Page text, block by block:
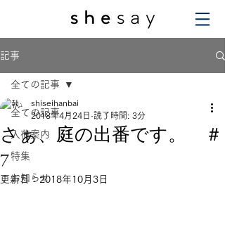
記事
全ての記事
入荷案内
特集
お知らせ
全ての記事
さぁ、庭の出番です。 ＃
7
shiseihanbai
2018年4月24日 読了時間: 3分
更新日：2018年10月3日